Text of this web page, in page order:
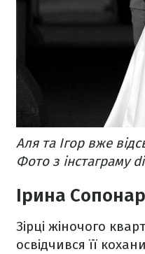
Аля та Ігор вже
Фото з інстаграму
Ірина
Зірці жіночого
освідчився її